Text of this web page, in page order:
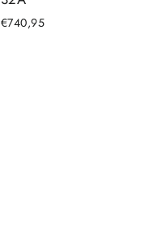
€740,95